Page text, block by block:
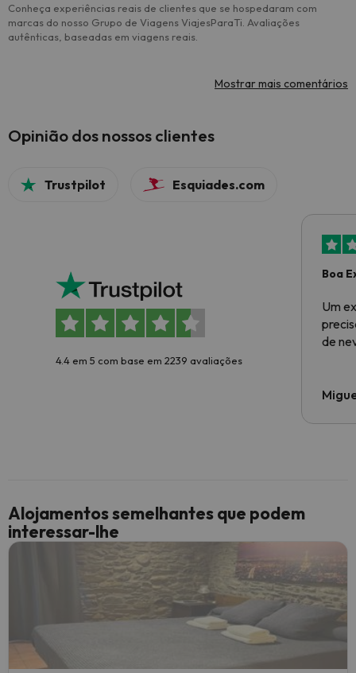
Conheça experiências reais de clientes que se hospedaram com
marcas do nosso Grupo de Viagens ViajesParaTi. Avaliações
autênticas, baseadas em viagens reais.
Mostrar mais comentários
Opinião dos nossos clientes
Trustpilot Esquiades.com
4.4 em 5 com base em 2239 avaliações
Boa
Um
de
Alojamentos semelhantes que podem
interessar-lhe